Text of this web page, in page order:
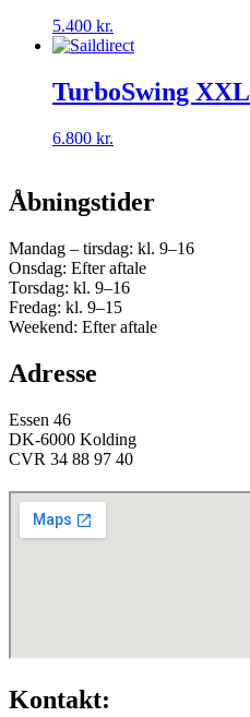
5.400 kr.
TurboSwing XXL
6.800 kr.
Åbningstider
Mandag – tirsdag: kl. 9–16
Onsdag: Efter aftale
Torsdag: kl. 9–16
Fredag: kl. 9–15
Weekend: Efter aftale
Adresse
Essen 46
DK-6000 Kolding
CVR 34 88 97 40
Kontakt: